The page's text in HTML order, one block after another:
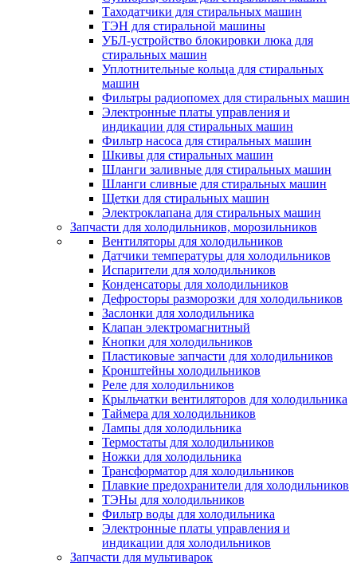
Таходатчики для стиральных машин
ТЭН для стиральной машины
УБЛ-устройство блокировки люка для
стиральных машин
Уплотнительные кольца для стиральных
машин
Фильтры радиопомех для стиральных машин
Электронные платы управления и
индикации для стиральных машин
Фильтр насоса для стиральных машин
Шкивы для стиральных машин
Шланги заливные для стиральных машин
Шланги сливные для стиральных машин
Щетки для стиральных машин
Электроклапана для стиральных машин
Запчасти для холодильников, морозильников
Вентиляторы для холодильников
Датчики температуры для холодильников
Испарители для холодильников
Конденсаторы для холодильников
Дефросторы разморозки для холодильников
Заслонки для холодильника
Клапан электромагнитный
Кнопки для холодильников
Пластиковые запчасти для холодильников
Кронштейны холодильников
Реле для холодильников
Крыльчатки вентиляторов для холодильника
Таймера для холодильников
Лампы для холодильника
Термостаты для холодильников
Ножки для холодильника
Трансформатор для холодильников
Плавкие предохранители для холодильников
ТЭНы для холодильников
Фильтр воды для холодильника
Электронные платы управления и
индикации для холодильников
Запчасти для мультиварок